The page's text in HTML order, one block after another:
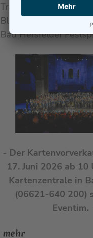
Traditionell
Bläser die
Bad Hersfelder
- Der
17. Juni 2026 ab 10
Kartenzentrale in
(06621-640 200)
mehr